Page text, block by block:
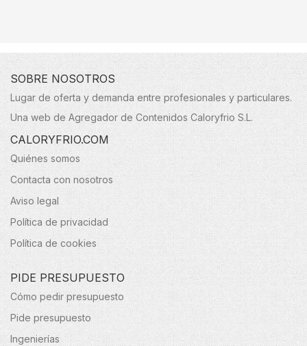
SOBRE NOSOTROS
Lugar de oferta y demanda entre profesionales y particulares.
Una web de Agregador de Contenidos Caloryfrio S.L.
CALORYFRIO.COM
Quiénes somos
Contacta con nosotros
Aviso legal
Política de privacidad
Política de cookies
PIDE PRESUPUESTO
Cómo pedir presupuesto
Pide presupuesto
Ingenierías